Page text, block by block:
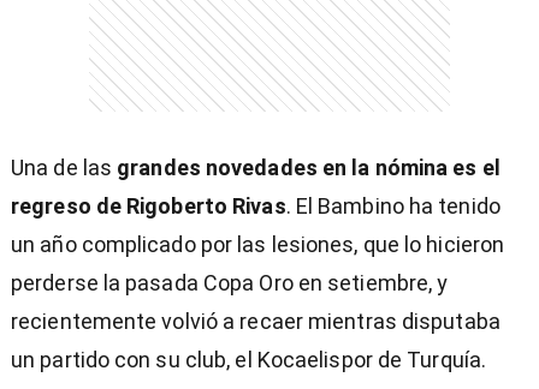
Una de las grandes novedades en la nómina es el
regreso de Rigoberto Rivas. El Bambino ha tenido
un año complicado por las lesiones, que lo hicieron
perderse la pasada Copa Oro en setiembre, y
recientemente volvió a recaer mientras disputaba
un partido con su club, el Kocaelispor de Turquía.